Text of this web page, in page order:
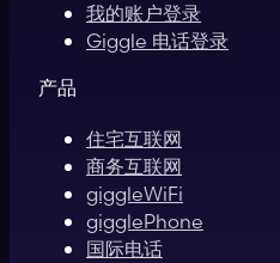
我的账户登录
Giggle 电话登录
产品
住宅互联网
商务互联网
giggleWiFi
gigglePhone
国际电话